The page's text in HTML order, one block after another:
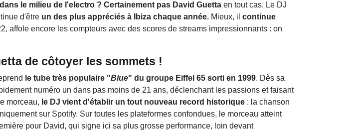
le milieu de l'electro ? Certainement pas David Guetta en tout cas. Le DJ
d'être un des plus appréciés à Ibiza chaque année. Mieux, il continue
affole encore les compteurs avec des scores de streams impressionnants : on
de côtoyer les sommets !
le tube très populaire "Blue" du groupe Eiffel 65 sorti en 1999. Dès sa
numéro un dans pas moins de 21 ans, déclenchant les passions et faisant
morceau, le DJ vient d'établir un tout nouveau record historique : la chanson
sur Spotify. Sur toutes les plateformes confondues, le morceau atteint
pour David, qui signe ici sa plus grosse performance, loin devant